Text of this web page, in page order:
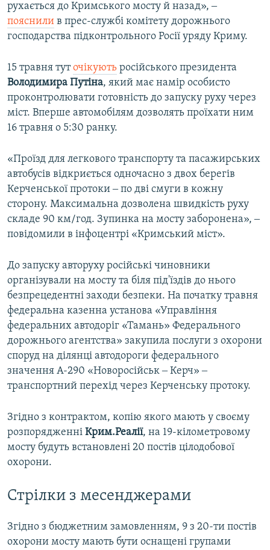
рухається до Кримського мосту й назад», ‒
пояснили в прес-службі комітету дорожнього
господарства підконтрольного Росії уряду Криму.
15 травня туточікують російського президента
Володимира Путіна, який має намір особисто
проконтролювати готовність до запуску руху через
міст. Вперше автомобілям дозволять проїхати ним
16 травня о 5:30 ранку.
«Проїзд для легкового транспорту та пасажирських
автобусів відкриється одночасно з двох берегів
Керченської протоки ‒ по дві смуги в кожну
сторону. Максимальна дозволена швидкість руху
складе 90 км/год. Зупинка на мосту заборонена», ‒
повідомили в інфоцентрі «Кримський міст».
До запуску авторуху російські чиновники
організували на мосту та біля під'їздів до нього
безпрецедентні заходи безпеки. На початку травня
федеральна казенна установа «Управління
федеральних автодоріг «Тамань» Федерального
дорожнього агентства» закупила послуги з охорони
споруд на ділянці автодороги федерального
значення А-290 «Новоросійськ ‒ Керч» ‒
транспортний перехід через Керченську протоку.
Згідно з контрактом, копію якого мають у своєму
розпорядженні Крим.Реалії, на 19-кілометровому
мосту будуть встановлені 20 постів цілодобової
охорони.
Стрілки з месенджерами
Згідно з бюджетним замовленням, 9 з 20-ти постів
охорони мосту мають бути оснащені групами